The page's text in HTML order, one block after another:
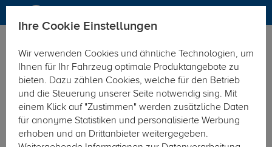
Hier geht's zur Fahrzeugübersicht:
Ihre Cookie Einstellungen
Wir verwenden Cookies und ähnliche Technologien, um
Ihnen für Ihr Fahrzeug optimale Produktangebote zu
bieten. Dazu zählen Cookies, welche für den Betrieb
und die Steuerung unserer Seite notwendig sing. Mit
einem Klick auf "Zustimmen" werden zusätzliche Daten
für anonyme Statistiken und personalisierte Werbung
erhoben und an Drittanbieter weitergegeben.